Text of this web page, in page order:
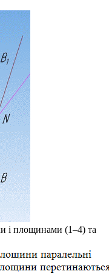
і площинами (1–4) та